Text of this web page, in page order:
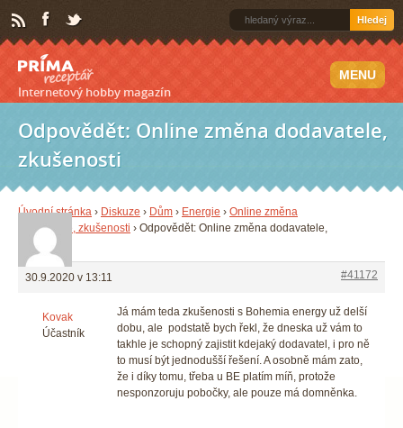
Hledej
Internetový hobby magazín
MENU
Odpovědět: Online změna dodavatele,
zkušenosti
Úvodní stránka › Diskuze › Dům › Energie › Online změna
dodavatele, zkušenosti › Odpovědět: Online změna dodavatele,
zkušenosti
30.9.2020 v 13:11 #41172
Kovak
Účastník
Já mám teda zkušenosti s Bohemia energy už delší
dobu, ale podstatě bych řekl, že dneska už vám to
takhle je schopný zajistit kdejaký dodavatel, i pro ně
to musí být jednodušší řešení. A osobně mám zato,
že i díky tomu, třeba u BE platím míň, protože
nesponzoruju pobočky, ale pouze má domněnka.